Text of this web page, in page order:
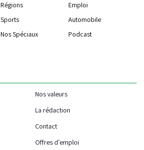
Régions
Emploi
Sports
Automobile
Nos Spéciaux Podcast
Nos valeurs
La rédaction
Contact
Offres d'emploi